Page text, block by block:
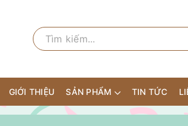
GIỚI THIỆU SẢN PHẨM TIN TỨC